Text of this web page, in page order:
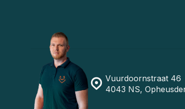
Vuurdoornstraat 46
4043 NS,